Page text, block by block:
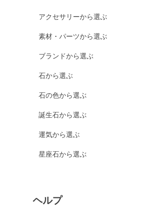
アクセサリーから選ぶ
素材・パーツから選ぶ
ブランドから選ぶ
石から選ぶ
石の色から選ぶ
誕生石から選ぶ
運気から選ぶ
星座石から選ぶ
ヘルプ